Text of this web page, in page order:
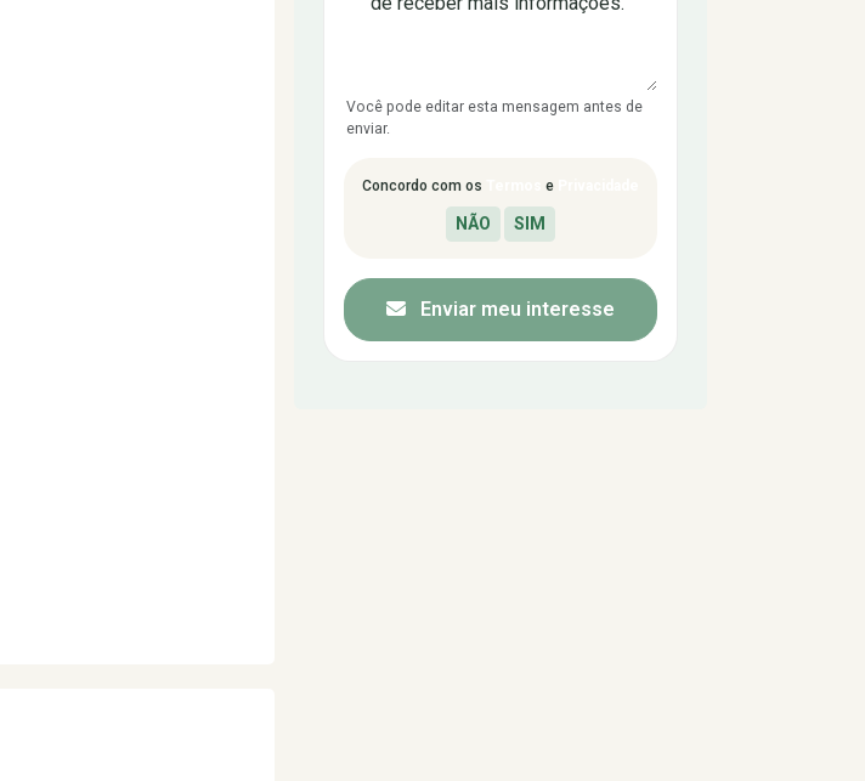
Você pode editar esta mensagem antes de
enviar.
Concordo com os e
Enviar meu interesse